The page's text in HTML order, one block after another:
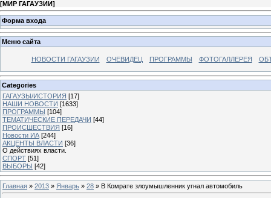
[МИР ГАГАУЗИИ]
Форма входа
Меню сайта
НОВОСТИ ГАГАУЗИИ ОЧЕВИДЕЦ ПРОГРАММЫ ФОТОГАЛЛЕРЕЯ
Categories
ГАГАУЗЫ/ИСТОРИЯ [17]
НАШИ НОВОСТИ [1633]
ПРОГРАММЫ [104]
ТЕМАТИЧЕСКИЕ ПЕРЕДАЧИ [44]
ПРОИСШЕСТВИЯ [16]
Новости ИА [244]
АКЦЕНТЫ ВЛАСТИ [36]
О действиях власти.
СПОРТ [51]
ВЫБОРЫ [42]
Главная » 2013 » Январь » 28 » В Комрате злоумышленник угнал автомобиль